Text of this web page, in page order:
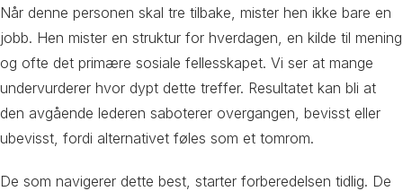
Når denne personen skal tre tilbake, mister hen ikke bare en
jobb. Hen mister en struktur for hverdagen, en kilde til mening
og ofte det primære sosiale fellesskapet. Vi ser at mange
undervurderer hvor dypt dette treffer. Resultatet kan bli at
den avgående lederen saboterer overgangen, bevisst eller
ubevisst, fordi alternativet føles som et tomrom.
De som navigerer dette best, starter forberedelsen tidlig. De